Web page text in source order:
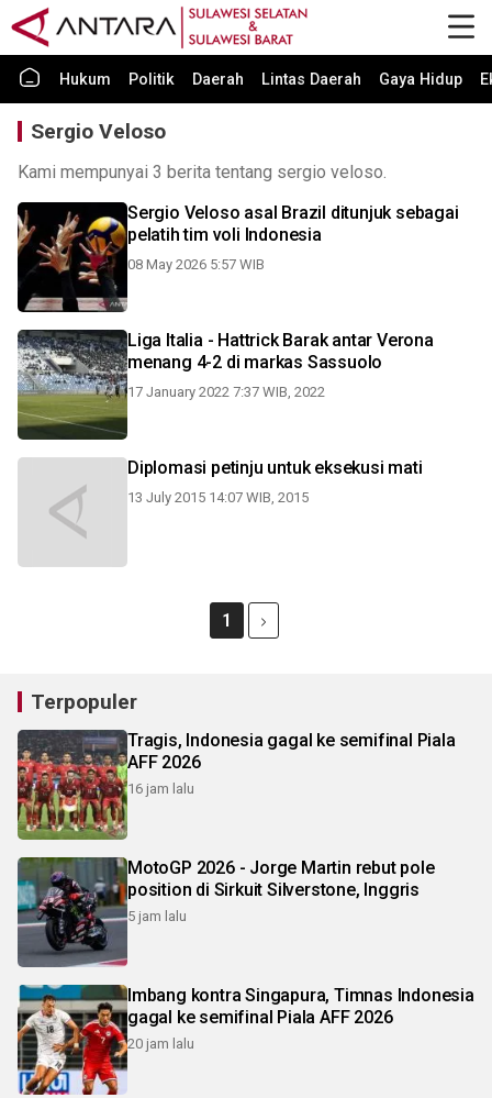
Hukum Politik Daerah Lintas Daerah Gaya Hidup
Sergio Veloso
Kami mempunyai 3 berita tentang sergio veloso.
Sergio Veloso asal Brazil ditunjuk sebagai
pelatih tim voli Indonesia
08 May 2026 5:57 WIB
Liga Italia - Hattrick Barak antar Verona
menang 4-2 di markas Sassuolo
17 January 2022 7:37 WIB, 2022
Diplomasi petinju untuk eksekusi mati
13 July 2015 14:07 WIB, 2015
1
Terpopuler
Tragis, Indonesia gagal ke semifinal Piala
AFF 2026
16 jam lalu
MotoGP 2026 - Jorge Martin rebut pole
position di Sirkuit Silverstone, Inggris
5 jam lalu
Imbang kontra Singapura, Timnas Indonesia
gagal ke semifinal Piala AFF 2026
20 jam lalu